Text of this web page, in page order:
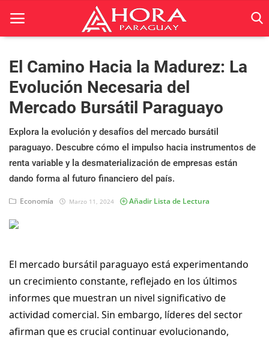
Inicio
ACTUALIDAD
BELLEZA
Ciencia
Economía
Negocios
Tecnología
El Camino Hacia la Madurez: La
Evolución Necesaria del
Mercado Bursátil Paraguayo
Explora la evolución y desafíos del mercado bursátil
paraguayo. Descubre cómo el impulso hacia instrumentos de
renta variable y la desmaterialización de empresas están
dando forma al futuro financiero del país.
Economía Marzo 11, 2024 Añadir Lista de Lectura
El mercado bursátil paraguayo está experimentando
un crecimiento constante, reflejado en los últimos
informes que muestran un nivel significativo de
actividad comercial. Sin embargo, líderes del sector
afirman que es crucial continuar evolucionando,